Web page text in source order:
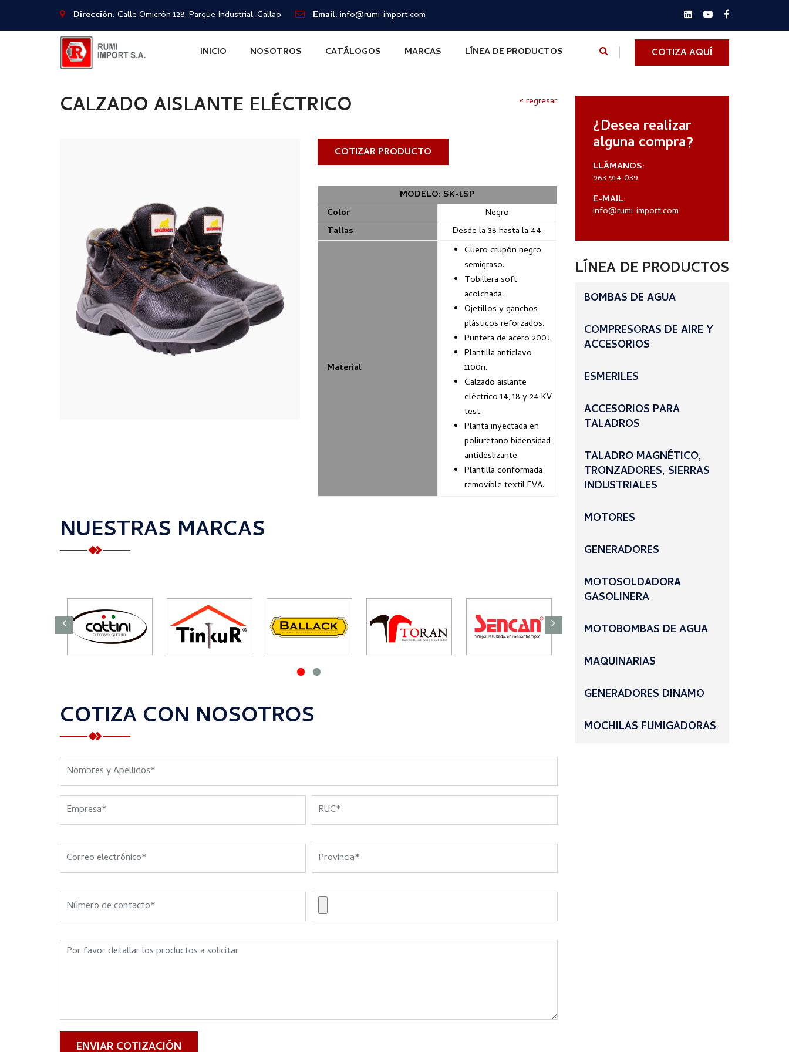
Dirección: Calle Omicrón 128, Parque Industrial, Callao Email: info@rumi-import.com
INICIO NOSOTROS CATÁLOGOS MARCAS LÍNEA DE PRODUCTOS COTIZA AQUÍ
CALZADO AISLANTE ELÉCTRICO « regresar
COTIZAR PRODUCTO
MODELO: SK-1SP
Color
Negro
Tallas
Desde la 38 hasta la 44
Material
Cuero crupón negro
semigraso.
Tobillera soft
acolchada.
Ojetillos y ganchos
plásticos reforzados.
Puntera de acero 200J.
Plantilla anticlavo
1100n.
Calzado aislante
eléctrico 14, 18 y 24 KV
test.
Planta inyectada en
poliuretano bidensidad
antideslizante.
Plantilla conformada
removible textil EVA.
NUESTRAS MARCAS
COTIZA CON NOSOTROS
ENVIAR COTIZACIÓN
¿Desea realizar
alguna compra?
LLÁMANOS:
963 914 039
E-MAIL:
info@rumi-import.com
LÍNEA DE PRODUCTOS
BOMBAS DE AGUA
COMPRESORAS DE AIRE Y
ACCESORIOS
ESMERILES
ACCESORIOS PARA
TALADROS
TALADRO MAGNÉTICO,
TRONZADORES, SIERRAS
INDUSTRIALES
MOTORES
GENERADORES
MOTOSOLDADORA
GASOLINERA
MOTOBOMBAS DE AGUA
MAQUINARIAS
GENERADORES DINAMO
MOCHILAS FUMIGADORAS